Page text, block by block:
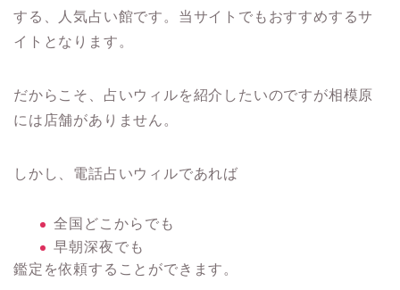
する、人気占い館です。当サイトでもおすすめするサ
イトとなります。
だからこそ、占いウィルを紹介したいのですが相模原
には店舗がありません。
しかし、電話占いウィルであれば
全国どこからでも
早朝深夜でも
鑑定を依頼することができます。